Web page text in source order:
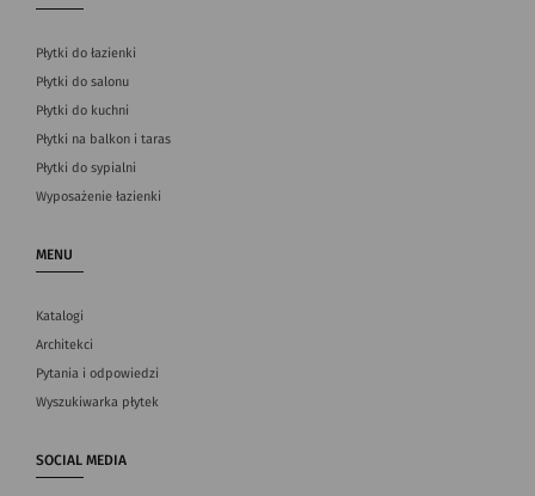
Płytki do łazienki
Płytki do salonu
Płytki do kuchni
Płytki na balkon i taras
Płytki do sypialni
Wyposażenie łazienki
MENU
Katalogi
Architekci
Pytania i odpowiedzi
Wyszukiwarka płytek
SOCIAL MEDIA